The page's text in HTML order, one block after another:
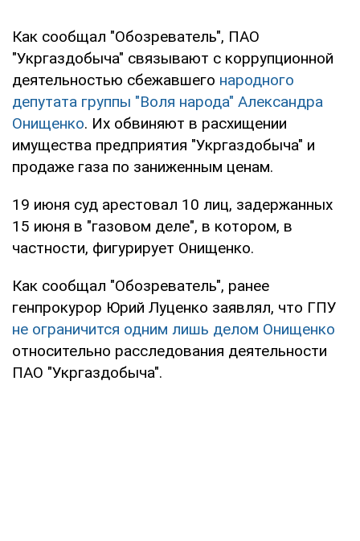
Как сообщал "Обозреватель", ПАО
"Укргаздобыча" связывают с коррупционной
деятельностью сбежавшего народного
депутата группы "Воля народа" Александра
Онищенко. Их обвиняют в расхищении
имущества предприятия "Укргаздобыча" и
продаже газа по заниженным ценам.
19 июня суд арестовал 10 лиц, задержанных
15 июня в "газовом деле", в котором, в
частности, фигурирует Онищенко.
Как сообщал "Обозреватель", ранее
генпрокурор Юрий Луценко заявлял, что ГПУ
не ограничится одним лишь делом Онищенко
относительно расследования деятельности
ПАО "Укргаздобыча".